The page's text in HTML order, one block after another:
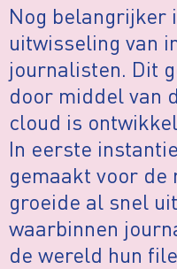
Nog belangrijker
uitwisseling van
journalisten. Dit
door middel van
cloud is
In eerste
gemaakt voor de
groeide al snel
waarbinnen
de wereld hun